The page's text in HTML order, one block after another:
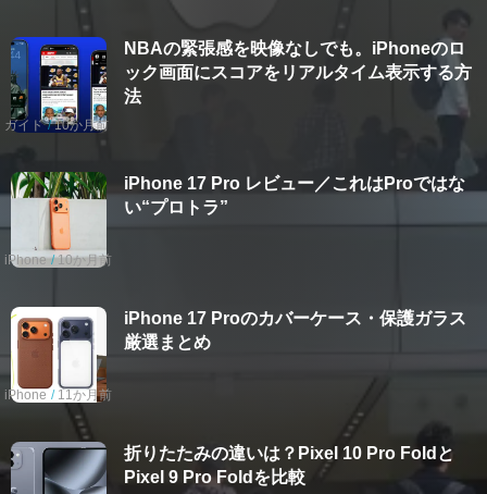
NBAの緊張感を映像なしでも。iPhoneのロ
ック画面にスコアをリアルタイム表示する方
法
ガイド 10か月前
iPhone 17 Pro レビュー／これはProではな
い“プロトラ”
iPhone 10か月前
iPhone 17 Proのカバーケース・保護ガラス
厳選まとめ
iPhone 11か月前
折りたたみの違いは？Pixel 10 Pro Foldと
Pixel 9 Pro Foldを比較